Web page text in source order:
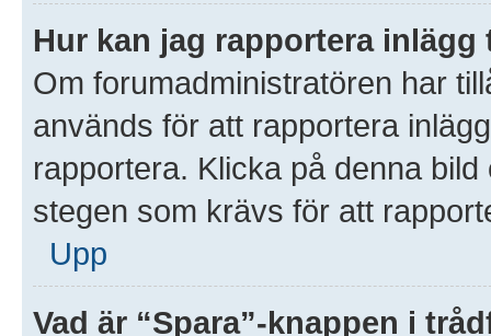
Hur kan jag rapportera
Om forumadministratören har
används för att rapportera
rapportera. Klicka på denna
stegen som krävs för att
Upp
Vad är “Spara”-knappen i